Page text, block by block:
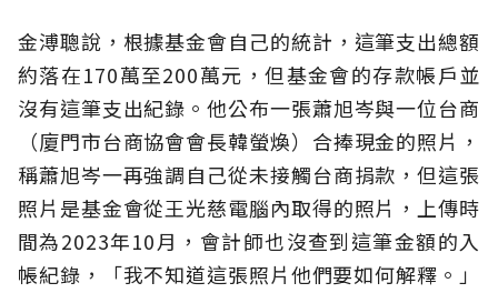
金溥聰說，根據基金會自己的統計，這筆支出總額
約落在170萬至200萬元，但基金會的存款帳戶並
沒有這筆支出紀錄。他公布一張蕭旭岑與一位台商
（廈門市台商協會會長韓螢煥）合捧現金的照片，
稱蕭旭岑一再強調自己從未接觸台商捐款，但這張
照片是基金會從王光慈電腦內取得的照片，上傳時
間為2023年10月，會計師也沒查到這筆金額的入
帳紀錄，「我不知道這張照片他們要如何解釋。」